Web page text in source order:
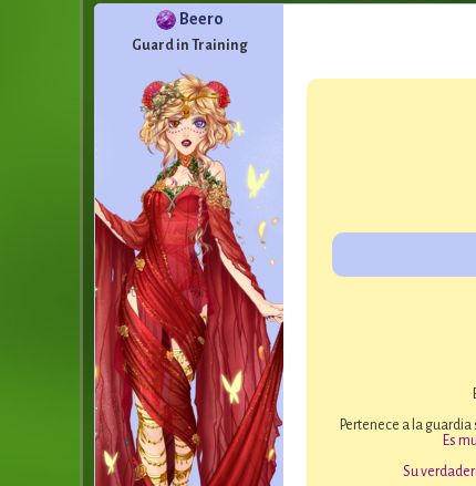
Beero
Guard in Training
Pertenece a la
Es
Su